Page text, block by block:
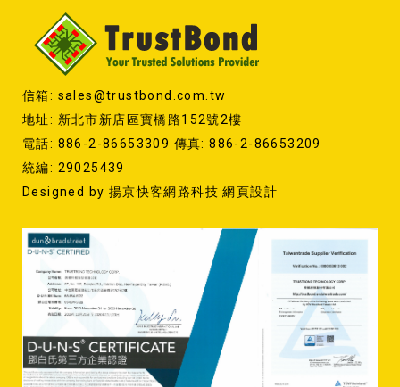
信箱: sales@trustbond.com.tw
地址: 新北市新店區寶橋路152號2樓
電話: 886-2-86653309 傳真: 886-2-86653209
統編: 29025439
Designed by 揚京快客網路科技 網頁設計